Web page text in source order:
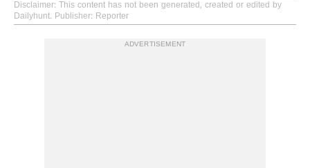
Disclaimer: This content has not been generated, created or edited by
Dailyhunt. Publisher: Reporter
ADVERTISEMENT